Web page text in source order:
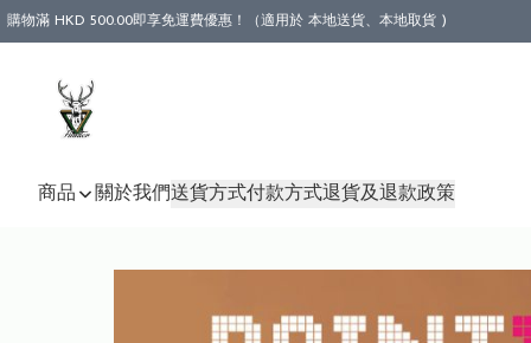
購物滿 HKD 500.00即享免運費優惠！（適用於 本地送貨、本地取貨 )
商品 關於我們送貨方式付款方式退貨及退款政策